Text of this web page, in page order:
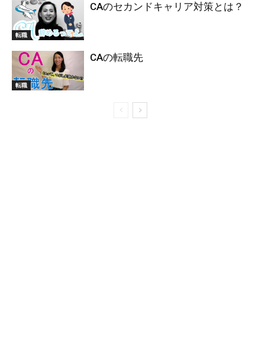
転職
CAのセカンドキャリア対策とは？
転職
CAの転職先